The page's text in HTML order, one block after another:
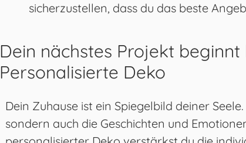
sicherzustellen, dass du das beste
Dein nächstes Projekt
Personalisierte Deko
Dein Zuhause ist ein Spiegelbild deiner
sondern auch die Geschichten und